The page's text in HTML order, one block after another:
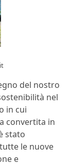
del nostro
nel
in cui
convertita in
stato
le nuove
e